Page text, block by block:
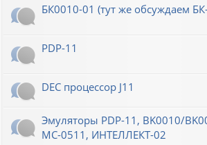
БК0010-01 (тут же обсуждаем
PDP-11
DEC процессор J11
Эмуляторы PDP-11, BK0010/
МС-0511, ИНТЕЛЛЕКТ-02